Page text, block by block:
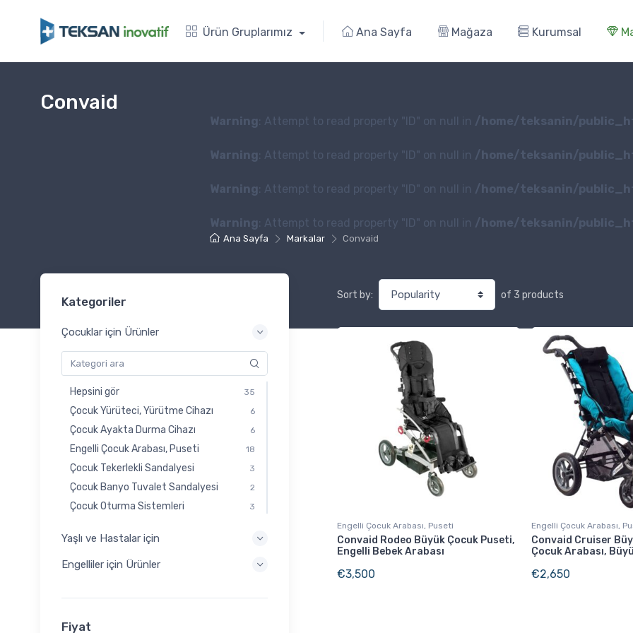
Ürün Gruplarımız Ana Sayfa Mağaza Kurumsal
Warning: Attempt to read property "ID" on null in /home/teksanin/
Warning: Attempt to read property "ID" on null in /home/teksanin/
Warning: Attempt to read property "ID" on null in /home/teksanin/
Warning: Attempt to read property "ID" on null in /home/teksanin/
Ana Sayfa Markalar Convaid
Convaid
Sort by: of 3 products
Engelli Çocuk Arabası, Puseti
Convaid Rodeo Büyük Çocuk Puseti,
Engelli Bebek Arabası
€3,500
Engelli Çocuk Arabası,
Convaid Cruiser
Çocuk Arabası,
€2,650
Kategoriler
Çocuklar için Ürünler
Hepsini gör 35
Çocuk Yürüteci, Yürütme Cihazı 6
Çocuk Ayakta Durma Cihazı 6
Engelli Çocuk Arabası, Puseti 18
Çocuk Tekerlekli Sandalyesi 3
Çocuk Banyo Tuvalet Sandalyesi 2
Çocuk Oturma Sistemleri 3
Yaşlı ve Hastalar için
Engelliler için Ürünler
Fiyat